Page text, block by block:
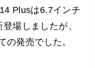
Plusは6.7インチ
場しましたが、
の発売でした。